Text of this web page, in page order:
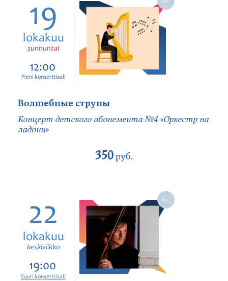
19
lokakuu
sunnuntai
12:00
Pieni konserttisali
Волшебные струны
Концерт детского абонемента №4 «Оркестр на
ладони»
350руб.
22
lokakuu
keskiviikko
19:00
Suuri konserttisali